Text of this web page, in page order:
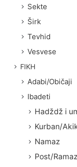
Sekte
Širk
Tevhid
Vesvese
FIKH
Adabi/Običaji
Ibadeti
Hadždž i
Kurban/
Namaz
Post/